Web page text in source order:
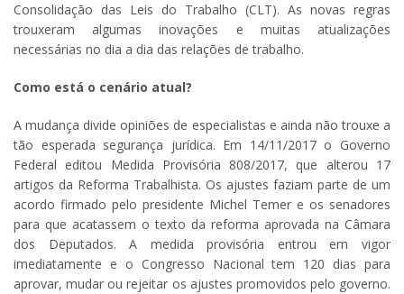
Consolidação das Leis do Trabalho (CLT). As novas regras
trouxeram algumas inovações e muitas atualizações
necessárias no dia a dia das relações de trabalho.
Como está o cenário atual?
A mudança divide opiniões de especialistas e ainda não trouxe a
tão esperada segurança jurídica. Em 14/11/2017 o Governo
Federal editou Medida Provisória 808/2017, que alterou 17
artigos da Reforma Trabalhista. Os ajustes faziam parte de um
acordo firmado pelo presidente Michel Temer e os senadores
para que acatassem o texto da reforma aprovada na Câmara
dos Deputados. A medida provisória entrou em vigor
imediatamente e o Congresso Nacional tem 120 dias para
aprovar, mudar ou rejeitar os ajustes promovidos pelo governo.